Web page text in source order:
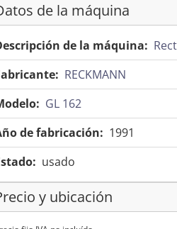
de la máquina
de la máquina:
RECKMANN
GL 162
de fabricación: 1991
usado
y ubicación